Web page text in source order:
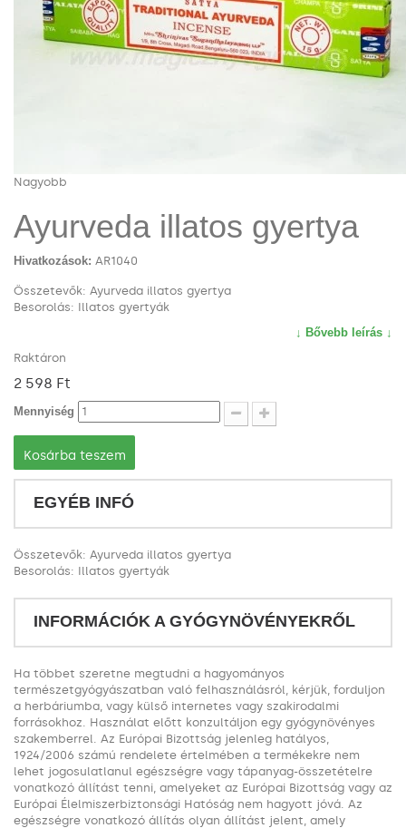
Nagyobb
Ayurveda illatos gyertya
Hivatkozások: AR1040
Összetevők: Ayurveda illatos gyertya
Besorolás: Illatos gyertyák
↓ Bővebb leírás ↓
Raktáron
2 598 Ft‎
Mennyiség
Kosárba teszem
EGYÉB INFÓ
Összetevők: Ayurveda illatos gyertya
Besorolás: Illatos gyertyák
INFORMÁCIÓK A GYÓGYNÖVÉNYEKRŐL
Ha többet szeretne megtudni a hagyományos
természetgyógyászatban való felhasználásról, kérjük, forduljon
a herbáriumba, vagy külső internetes vagy szakirodalmi
forrásokhoz. Használat előtt konzultáljon egy gyógynövényes
szakemberrel. Az Európai Bizottság jelenleg hatályos,
1924/2006 számú rendelete értelmében a termékekre nem
lehet jogosulatlanul egészségre vagy tápanyag-összetételre
vonatkozó állítást tenni, amelyeket az Európai Bizottság vagy az
Európai Élelmiszerbiztonsági Hatóság nem hagyott jóvá. Az
egészségre vonatkozó állítás olyan állítást jelent, amely